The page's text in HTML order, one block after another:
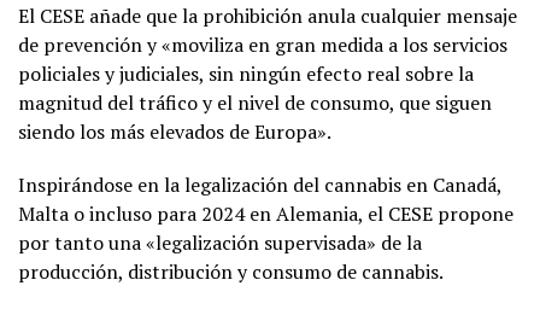
El CESE añade que la prohibición anula cualquier mensaje
de prevención y «moviliza en gran medida a los servicios
policiales y judiciales, sin ningún efecto real sobre la
magnitud del tráfico y el nivel de consumo, que siguen
siendo los más elevados de Europa».
Inspirándose en la legalización del cannabis en Canadá,
Malta o incluso para 2024 en Alemania, el CESE propone
por tanto una «legalización supervisada» de la
producción, distribución y consumo de cannabis.